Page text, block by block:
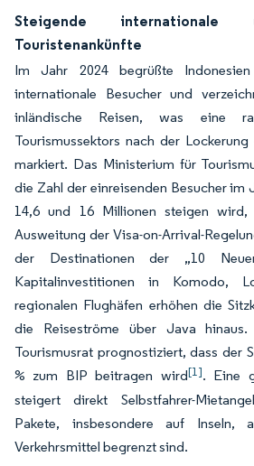
Steigende internationale
Touristenankünfte
Im Jahr 2024 begrüßte
internationale Besucher und
inländische Reisen, was eine
Tourismussektors nach der
markiert. Das Ministerium für
die Zahl der einreisenden Besucher im
14,6 und 16 Millionen steigen
Ausweitung der Visa-on-Arrival-
der Destinationen der „10
Kapitalinvestitionen in Komodo,
regionalen Flughäfen erhöhen die
die Reiseströme über Java
Tourismusrat prognostiziert, dass der
% zum BIP beitragen wird[1]. Eine
steigert direkt Selbstfahrer-
Pakete, insbesondere auf Inseln,
Verkehrsmittel begrenzt sind.